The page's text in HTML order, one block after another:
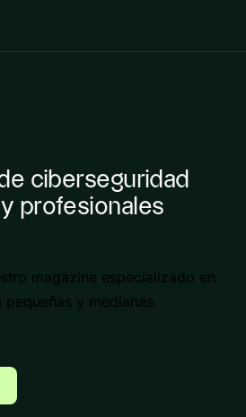
ciberseguridad
profesionales
magazine especializado en
y medianas